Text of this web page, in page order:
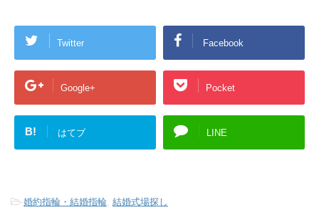
Twitter Facebook
Google+ Pocket
B! はてブ LINE
-婚約指輪・結婚指輪, 結婚式場探し